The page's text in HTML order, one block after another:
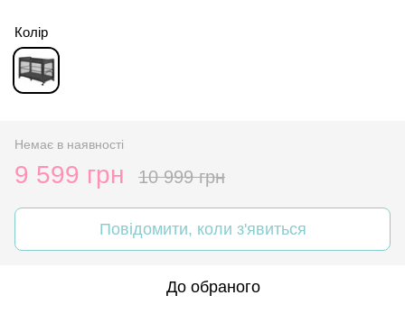
Колір
Немає в наявності
9 599 грн 10 999 грн
Повідомити, коли з'явиться
До обраного